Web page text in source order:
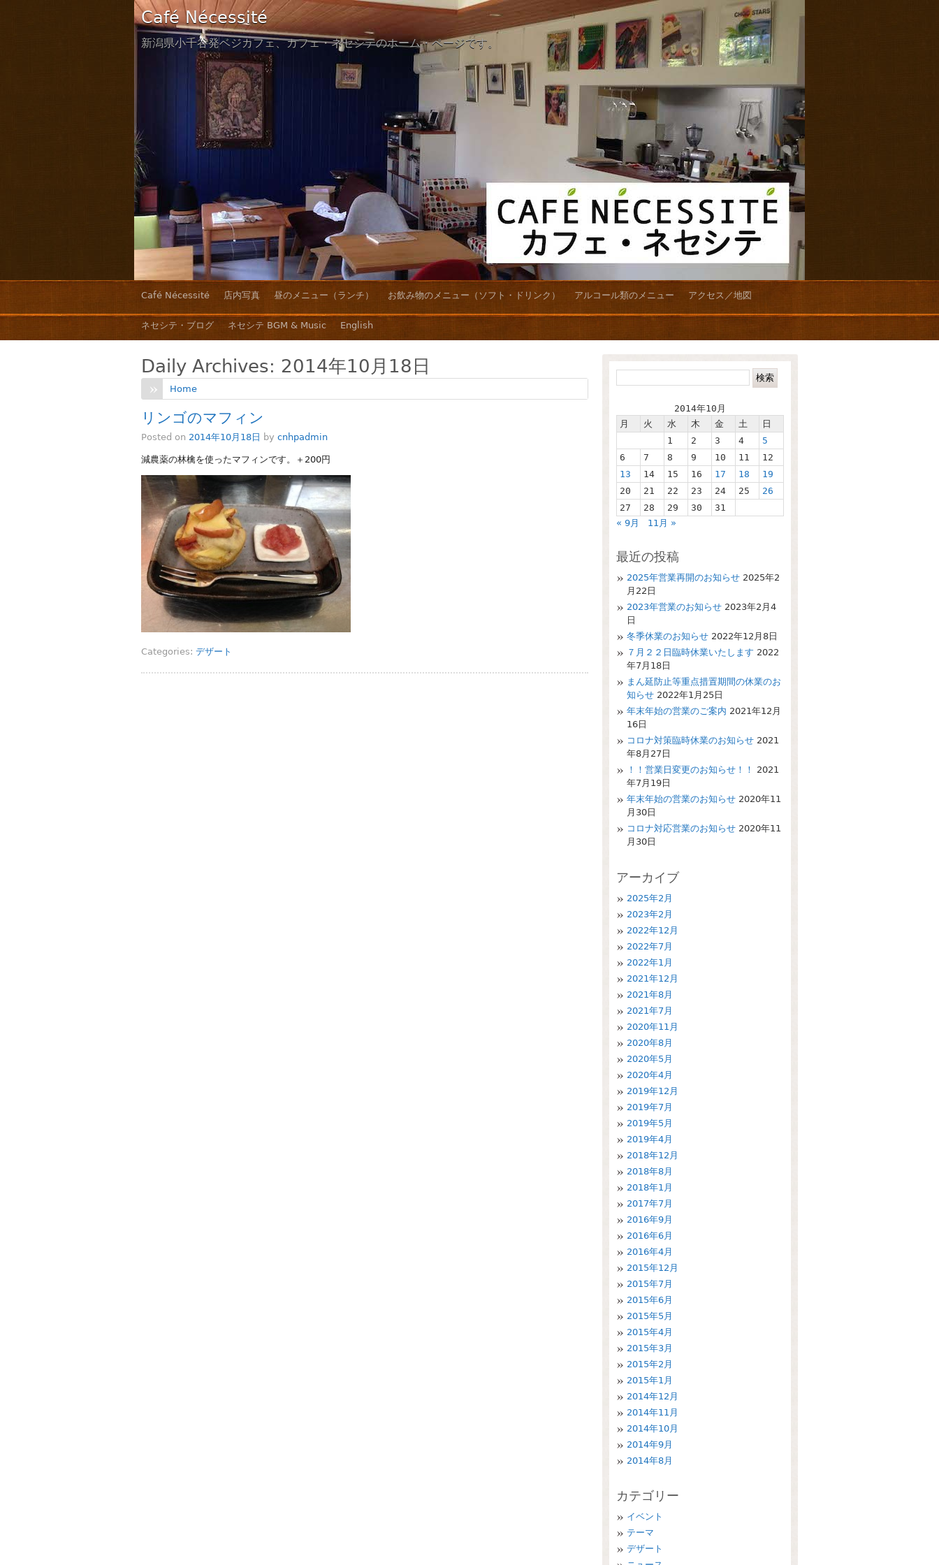
Café Nécessité
新潟県小千谷発ベジカフェ、カフェ・ネセシテのホーム・ページです。
Café Nécessité 店内写真 昼のメニュー（ランチ） お飲み物のメニュー（ソフト・ドリンク） アルコール類のメニュー アクセス／地図
ネセシテ・ブログ ネセシテ BGM & Music English
Daily Archives: 2014年10月18日
Home
リンゴのマフィン
Posted on 2014年10月18日 by cnhpadmin
減農薬の林檎を使ったマフィンです。＋200円
Categories: デザート
2014年10月
月
火 水 木 金 土
日
1
2 3 4
5
6
7 8 9 10 11
12
13
14 15 16 17 18
19
20
21 22 23 24 25
26
27
28 29 30
31
« 9月
11月 »
最近の投稿
2025年営業再開のお知らせ 2025年2
月22日
2023年営業のお知らせ 2023年2月4
日
冬季休業のお知らせ 2022年12月8日
７月２２日臨時休業いたします 2022
年7月18日
まん延防止等重点措置期間の休業のお
知らせ 2022年1月25日
年末年始の営業のご案内 2021年12月
16日
コロナ対策臨時休業のお知らせ 2021
年8月27日
！！営業日変更のお知らせ！！
2021
年7月19日
年末年始の営業のお知らせ 2020年11
月30日
コロナ対応営業のお知らせ 2020年11
月30日
アーカイブ
2025年2月
2023年2月
2022年12月
2022年7月
2022年1月
2021年12月
2021年8月
2021年7月
2020年11月
2020年8月
2020年5月
2020年4月
2019年12月
2019年7月
2019年5月
2019年4月
2018年12月
2018年8月
2018年1月
2017年7月
2016年9月
2016年6月
2016年4月
2015年12月
2015年7月
2015年6月
2015年5月
2015年4月
2015年3月
2015年2月
2015年1月
2014年12月
2014年11月
2014年10月
2014年9月
2014年8月
カテゴリー
イベント
テーマ
デザート